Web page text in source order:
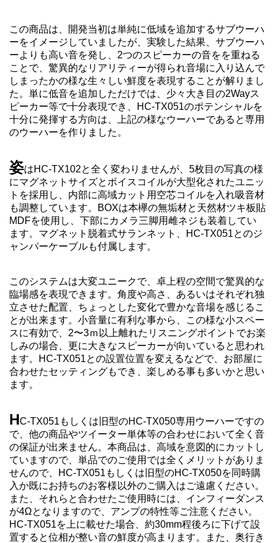
この商品は、開発当初は単純に低域を追加するサブウーハ
ーをイメージしていましたが、実験した結果、サブウーハ
ーよりも高い音を発し、2つのスピーカーの音をを重ねる
ことで、驚異的なリアリティーが得られ音場に入り込んで
しまったかの様な生々しい鮮度を表現することが解りまし
た。単に低音を追加しただけでは、少々大き目の2Wayス
ピーカー等で十分表現でき、HC-TX051のポテンシャルを
十分に発揮する方向は、上記の様なウーハーであると専用
のウーハーを作りました。
姿はHC-TX102と全く変わりませんが、5枚目の写真の様
にマグネットサイズとボイスコイルが大型化されたユニッ
トを採用し、内部に高域カット用空芯コイルを入れ吸音材
も調整しています。BOXは本欅の無垢材と天然材ツキ板貼
MDFを使用し、下部にカメラ三脚用雌ネジも装着してい
ます。マグネット脱着式サランネット、HC-TX051とのジ
ャンパーケーブルも付属します。
このシステムは大変ユニークで、卓上程の空間で驚異的な
臨場感を表現できます。角度や高さ、あるいはそれぞれ独
立させた配置、ちょっとした変化で豊かな音場を感じるこ
とが出来ます。小音量に有利な事から、この様な小スペー
スに有効で、2〜3ｍ以上離れたリスニングポイントでお楽
しみの場合、更に大きなスピーカーが向いていると思われ
ます。HC-TX051との設置位置を変えるなどで、お部屋に
合わせたセッティングもでき、楽しめる事も多いかと思い
ます。
HC-TX051もしくは旧型のHC-TX050専用ウーハーですの
で、他の商品やツイーター単体等の合わせにおいて全く音
の保証が出来ません。 本商品は、高域を意図的にカットし
ていますので、単品でのご使用では全くメリットがありま
せんので、HC-TX051もしくは旧型のHC-TX050を同時購
入か既にお持ちのお客様以外のご購入はご遠慮ください。
また、それらと合わせたご使用時には、インフィーダンス
が4Ωとなりますので、アンプの特性等ご注意ください。
HC-TX051を上に載せた場合、約30mm程後ろに下げて設
置すると位相が整い音の鮮度が高まります。また、奥行き